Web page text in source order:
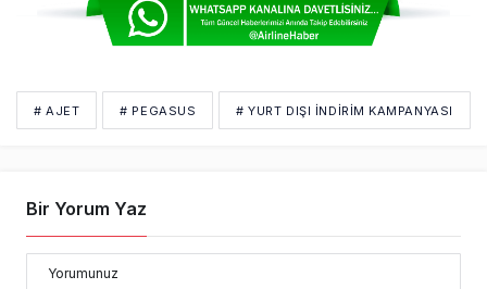
# AJET # PEGASUS # YURT DIŞI İNDIRIM KAMPANYASI
Bir Yorum Yaz
Yorumunuz